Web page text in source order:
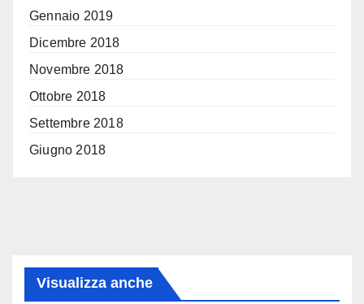
Gennaio 2019
Dicembre 2018
Novembre 2018
Ottobre 2018
Settembre 2018
Giugno 2018
Visualizza anche